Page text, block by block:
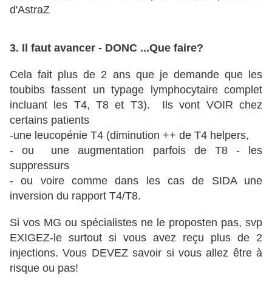
d'AstraZ
3. Il faut avancer - DONC ...Que faire?
Cela fait plus de 2 ans que je demande que les
toubibs fassent un typage lymphocytaire complet
incluant les T4, T8 et T3). Ils vont VOIR chez
certains patients
-une leucopénie T4 (diminution ++ de T4 helpers,
- ou une augmentation parfois de T8 - les
suppressurs
- ou voire comme dans les cas de SIDA une
inversion du rapport T4/T8.
Si vos MG ou spécialistes ne le proposten pas, svp
EXIGEZ-le surtout si vous avez reçu plus de 2
injections. Vous DEVEZ savoir si vous allez être à
risque ou pas!